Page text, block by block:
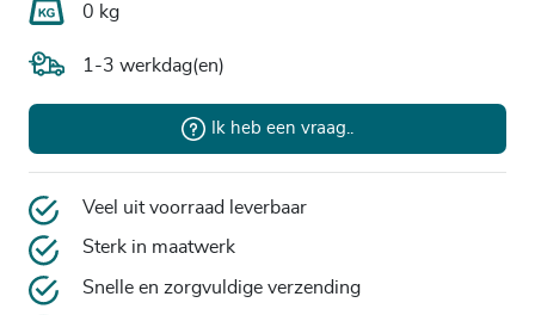
0 kg
1-3 werkdag(en)
Ik heb een vraag..
Veel uit voorraad leverbaar
Sterk in maatwerk
Snelle en zorgvuldige verzending